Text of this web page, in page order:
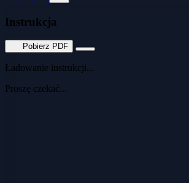
Instrukcja
Pobierz PDF
Ładowanie instrukcji...
Proszę czekać...